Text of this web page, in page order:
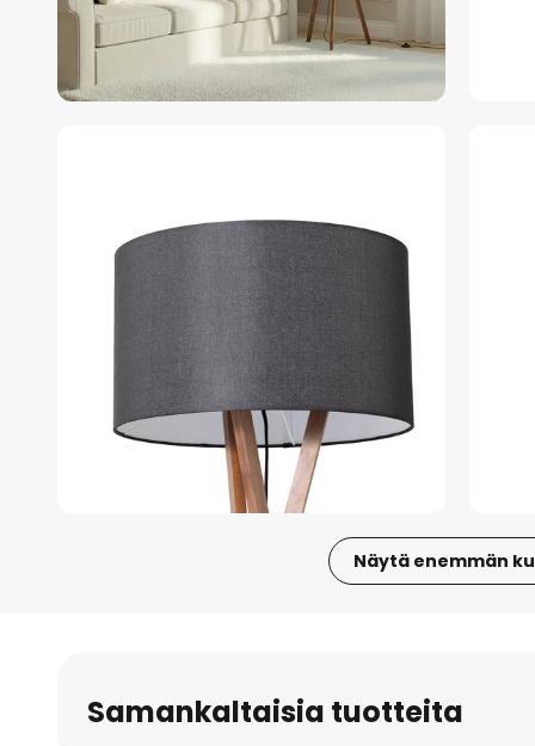
Näytä enemmän
Samankaltaisia tuotteita